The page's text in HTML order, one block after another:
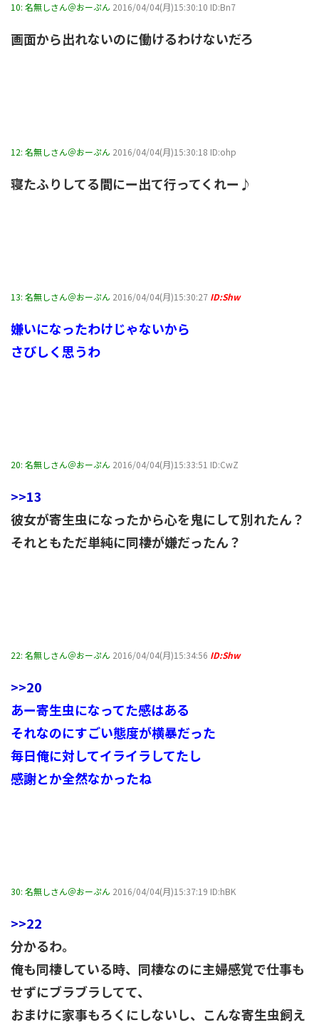
10: 名無しさん＠おーぷん 2016/04/04(月)15:30:10 ID:Bn7
画面から出れないのに働けるわけないだろ
12: 名無しさん＠おーぷん 2016/04/04(月)15:30:18 ID:ohp
寝たふりしてる間にー出て行ってくれー♪
13: 名無しさん＠おーぷん 2016/04/04(月)15:30:27 ID:Shw
嫌いになったわけじゃないから
さびしく思うわ
20: 名無しさん＠おーぷん 2016/04/04(月)15:33:51 ID:CwZ
>>13
彼女が寄生虫になったから心を鬼にして別れたん？
それともただ単純に同棲が嫌だったん？
22: 名無しさん＠おーぷん 2016/04/04(月)15:34:56 ID:Shw
>>20
あー寄生虫になってた感はある
それなのにすごい態度が横暴だった
毎日俺に対してイライラしてたし
感謝とか全然なかったね
30: 名無しさん＠おーぷん 2016/04/04(月)15:37:19 ID:hBK
>>22
分かるわ。
俺も同棲している時、同棲なのに主婦感覚で仕事も
せずにブラブラしてて、
おまけに家事もろくにしないし、こんな寄生虫飼え